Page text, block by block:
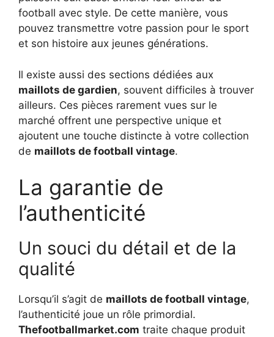
football avec style. De cette manière, vous
pouvez transmettre votre passion pour le sport
et son histoire aux jeunes générations.
Il existe aussi des sections dédiées aux
maillots de gardien, souvent difficiles à trouver
ailleurs. Ces pièces rarement vues sur le
marché offrent une perspective unique et
ajoutent une touche distincte à votre collection
de maillots de football vintage.
La garantie de
l’authenticité
Un souci du détail et de la
qualité
Lorsqu’il s’agit de maillots de football vintage,
l’authenticité joue un rôle primordial.
Thefootballmarket.com traite chaque produit